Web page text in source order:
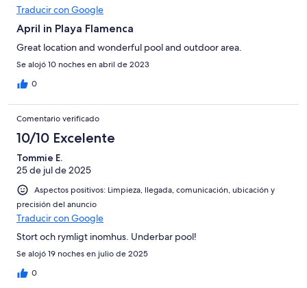
Traducir con Google
April in Playa Flamenca
Great location and wonderful pool and outdoor area.
Se alojó 10 noches en abril de 2023
0
Comentario verificado
10/10 Excelente
Tommie E.
25 de jul de 2025
Aspectos positivos: Limpieza, llegada, comunicación, ubicación y
precisión del anuncio
Traducir con Google
Stort och rymligt inomhus. Underbar pool!
Se alojó 19 noches en julio de 2025
0